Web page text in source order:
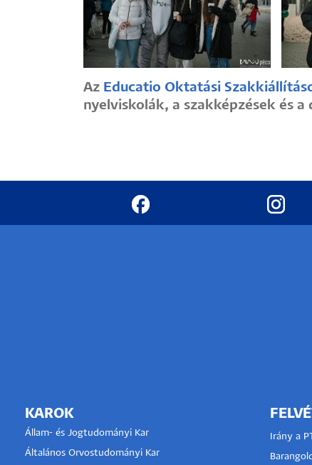
Az Educatio Oktatási
nyelviskolák, a szakképzések és a
KAROK
Állam- és Jogtudományi Kar
Általános Orvostudományi Kar
Irány a